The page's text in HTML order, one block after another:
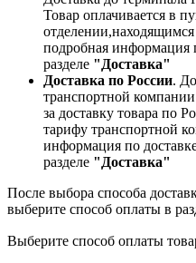
Товар оплачивается в
подробная информация
разделе "Доставка"
Доставка по России.
транспортной
за доставку товара по
тарифу транспортной
информация по
разделе "Доставка"
После выбора способа
выберите способ оплаты в
Выберите способ оплаты